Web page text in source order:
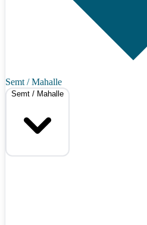
Semt / Mahalle
Semt / Mahalle